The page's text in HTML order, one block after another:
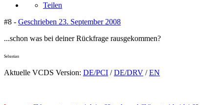
Teilen
#8 - Geschrieben 23. September 2008
...schon was bei deiner Rückfrage rausgekommen?
Sebastian
Aktuelle VCDS Version: DE/PCI /DE/DRV /EN